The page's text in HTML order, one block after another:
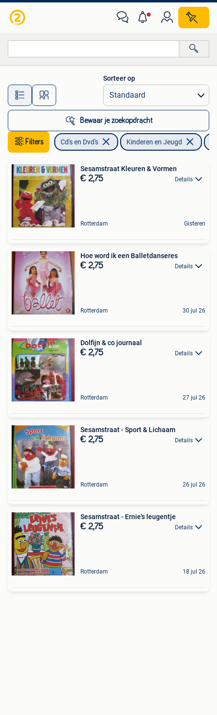
Alle afstanden…
Sorteer op
Bewaar je zoekopdracht
Filters Cd's en Dvd's Kinderen en Jeugd
Sesamstraat Kleuren & Vormen
€ 2,75 Details
Rotterdam Gisteren
Hoe word ik een Balletdanseres
€ 2,75 Details
Rotterdam 30 jul 26
Dolfijn & co journaal
€ 2,75 Details
Rotterdam 27 jul 26
Sesamstraat - Sport & Lichaam
€ 2,75 Details
Rotterdam 26 jul 26
Sesamstraat - Ernie's leugentje
€ 2,75 Details
Rotterdam 18 jul 26